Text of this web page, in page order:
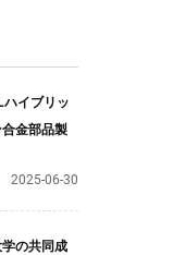
イブリッ
金部品製
2025-06-30
の共同成